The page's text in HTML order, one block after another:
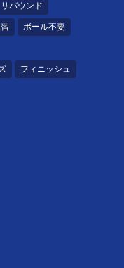
リバウンド
ボール不要
フィニッシュ